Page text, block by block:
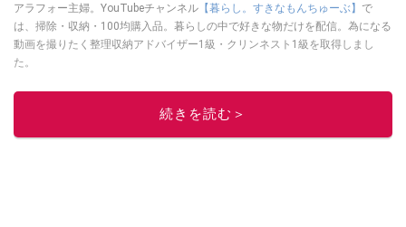
アラフォー主婦。YouTubeチャンネル 【暮らし。すきなもんちゅーぶ】 で
は、掃除・収納・100均購入品。暮らしの中で好きな物だけを配信。為になる
動画を撮りたく整理収納アドバイザー1級・クリンネスト1級を取得しまし
た。
このイチオシストの他の記事を読む
続きを読む＞